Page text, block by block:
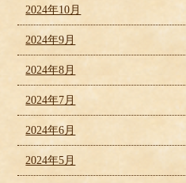
2024年10月
2024年9月
2024年8月
2024年7月
2024年6月
2024年5月